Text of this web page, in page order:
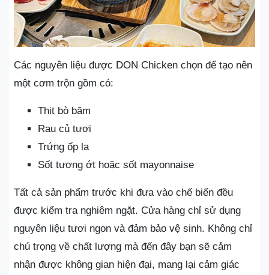
Các nguyên liệu được DON Chicken chọn để tạo nên
một cơm trộn gồm có:
Thịt bò băm
Rau củ tươi
Trứng ốp la
Sốt tương ớt hoặc sốt mayonnaise
Tất cả sản phẩm trước khi đưa vào chế biến đều
được kiểm tra nghiêm ngặt. Cửa hàng chỉ sử dụng
nguyên liệu tươi ngon và đảm bảo vệ sinh. Không chỉ
chú trọng về chất lượng mà đến đây bạn sẽ cảm
nhận được không gian hiện đại, mang lại cảm giác